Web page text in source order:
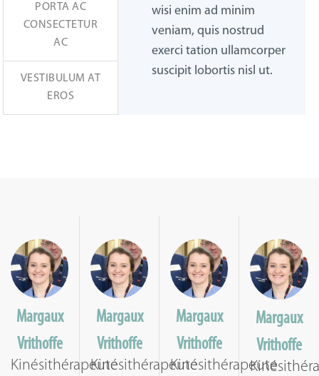
PORTA AC
CONSECTETUR
AC
VESTIBULUM AT
EROS
wisi enim ad minim
veniam, quis nostrud
exerci tation ullamcorper
suscipit lobortis nisl ut.
Margaux
Vrithoffe
Kinésithérapeute
Margaux
Vrithoffe
Kinésithérapeute
Margaux
Vrithoffe
Kinésithérapeute
Margaux
Vrithoffe